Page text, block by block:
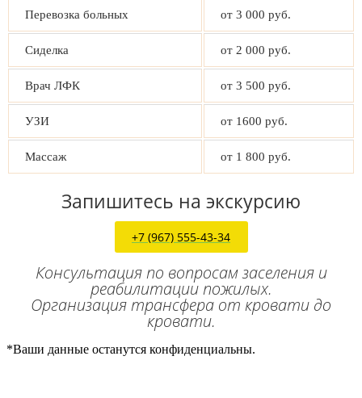
Перевозка больных от 3 000 руб.
Сиделка от 2 000 руб.
Врач ЛФК от 3 500 руб.
УЗИ от 1600 руб.
Массаж от 1 800 руб.
Запишитесь на экскурсию
+7 (967) 555-43-34
Консультация по вопросам заселения и
реабилитации пожилых.
Организация трансфера от кровати до
кровати.
*Ваши данные останутся конфиденциальны.